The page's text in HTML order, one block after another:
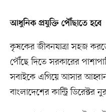
আধুনিক প্রযুক্তি পৌঁছাতে হবে
কৃষকের জীবনযাত্রা সহজ
পৌঁছে দিতে সরকারের
সবাইকে এগিয়ে আসার আহ্বান
বাংলাদেশের কান্ট্রি ডিরেক্টর